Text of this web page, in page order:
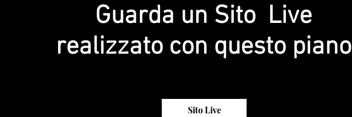
Guarda un Sito Live
realizzato con questo piano
Sito Live